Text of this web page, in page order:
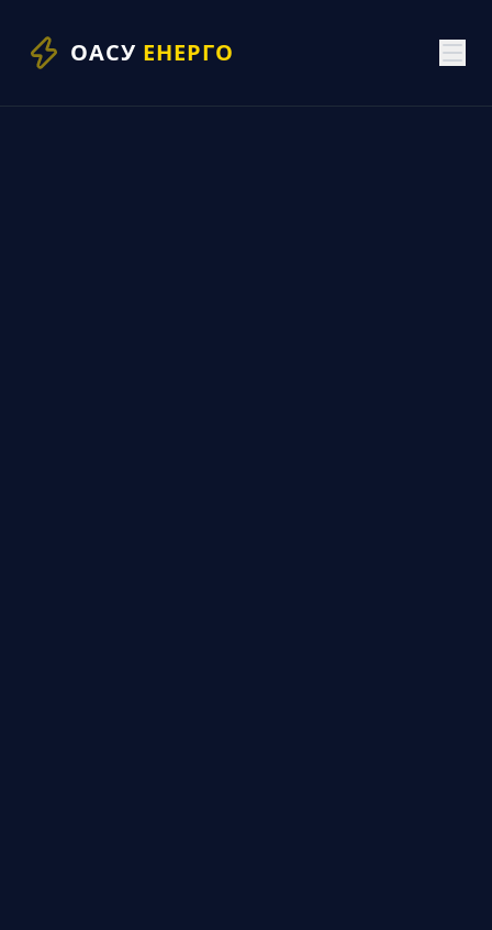
ОАСУ ЕНЕРГО